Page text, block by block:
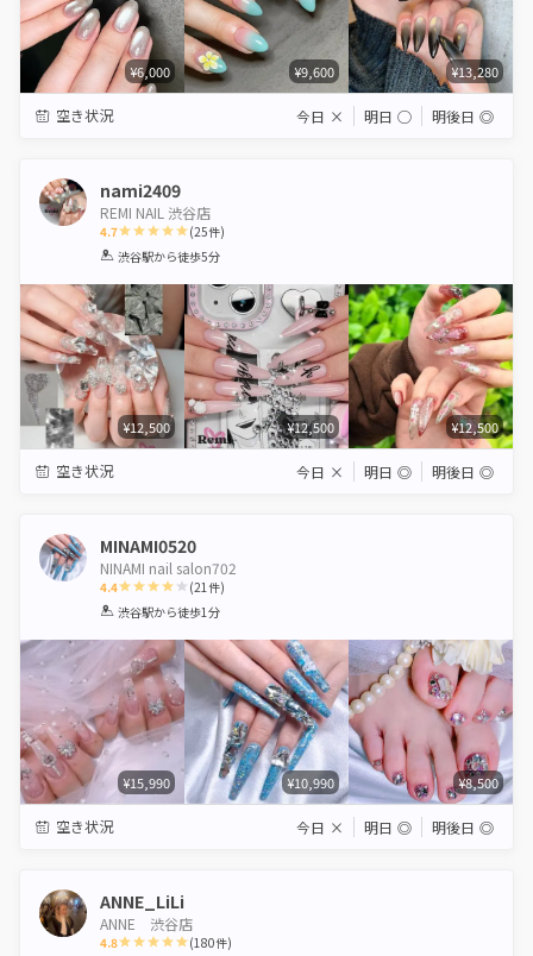
¥6,000 ¥9,600 ¥13,280
空き状況 今日 × 明日 ◯ 明後日 ◎
nami2409
REMI NAIL 渋谷店
4.7
1 2 3 4 5
(25件)
渋谷駅から徒歩5分
¥12,500 ¥12,500 ¥12,500
空き状況 今日 × 明日 ◎ 明後日 ◎
MINAMI0520
NINAMI nail salon702
4.4
1 2 3 4 5
(21件)
渋谷駅から徒歩1分
¥15,990 ¥10,990 ¥8,500
空き状況 今日 × 明日 ◎ 明後日 ◎
ANNE_LiLi
ANNE 渋谷店
4.8 (180件)